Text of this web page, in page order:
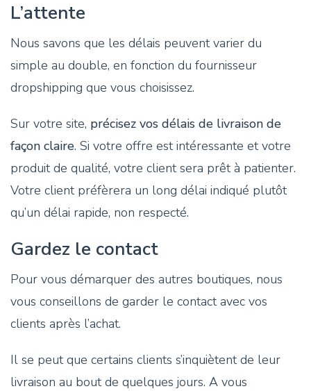
L’attente
Nous savons que les délais peuvent varier du
simple au double, en fonction du fournisseur
dropshipping que vous choisissez.
Sur votre site, précisez vos délais de livraison de
façon claire. Si votre offre est intéressante et votre
produit de qualité, votre client sera prêt à patienter.
Votre client préfèrera un long délai indiqué plutôt
qu’un délai rapide, non respecté.
Gardez le contact
Pour vous démarquer des autres boutiques, nous
vous conseillons de garder le contact avec vos
clients après l’achat.
Il se peut que certains clients s’inquiètent de leur
livraison au bout de quelques jours. A vous